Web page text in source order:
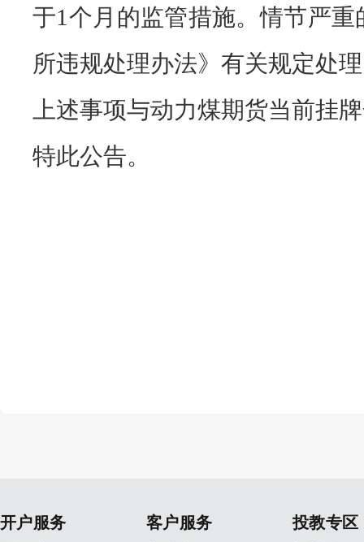
于1个月的监管措施。情节严
所违规处理办法》有关规定处
上述事项与动力煤期货当前挂
特此公告。
开户服务 客户服务 投教专区